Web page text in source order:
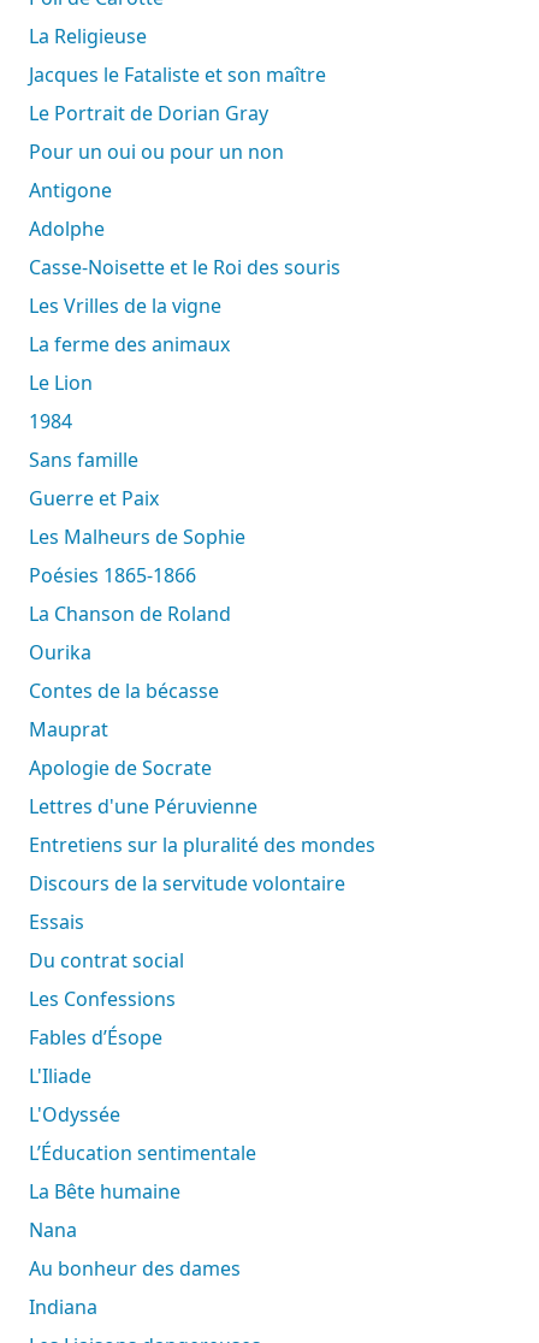
La Religieuse
Jacques le Fataliste et son maître
Le Portrait de Dorian Gray
Pour un oui ou pour un non
Antigone
Adolphe
Casse-Noisette et le Roi des souris
Les Vrilles de la vigne
La ferme des animaux
Le Lion
1984
Sans famille
Guerre et Paix
Les Malheurs de Sophie
Poésies 1865-1866
La Chanson de Roland
Ourika
Contes de la bécasse
Mauprat
Apologie de Socrate
Lettres d'une Péruvienne
Entretiens sur la pluralité des mondes
Discours de la servitude volontaire
Essais
Du contrat social
Les Confessions
Fables d’Ésope
L'Iliade
L'Odyssée
L’Éducation sentimentale
La Bête humaine
Nana
Au bonheur des dames
Indiana